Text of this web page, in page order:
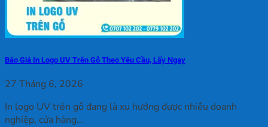
Báo Giá In Logo UV Trên Gỗ Theo Yêu Cầu, Lấy Ngay
27 Tháng 6, 2026
In logo UV trên gỗ đang là xu hướng được nhiều doanh
nghiệp, cửa hàng...